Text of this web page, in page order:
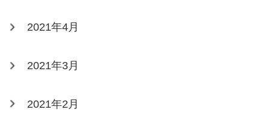
2021年4月
2021年3月
2021年2月